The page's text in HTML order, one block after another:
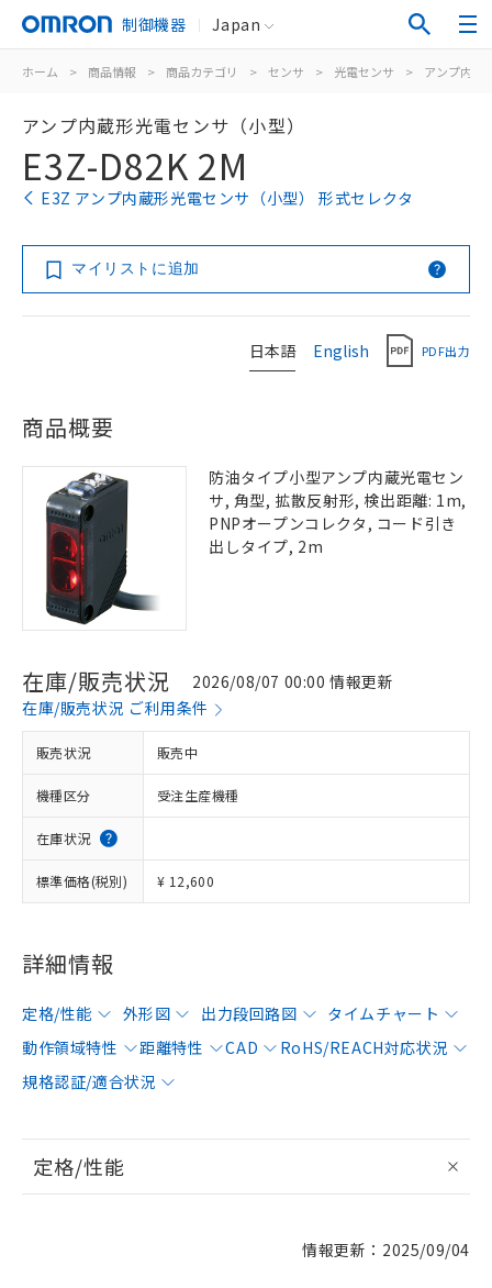
制御機器 Japan
ホーム > 商品情報 > 商品カテゴリ > センサ > 光電センサ > アンプ内蔵
アンプ内蔵形光電センサ（小型）
E3Z-D82K 2M
E3Z アンプ内蔵形光電センサ（小型） 形式セレクタ
マイリストに追加
日本語 English PDF出力
商品概要
防油タイプ小型アンプ内蔵光電セン
サ, 角型, 拡散反射形, 検出距離: 1m,
PNPオープンコレクタ, コード引き
出しタイプ, 2m
在庫/販売状況
2026/08/07 00:00 情報更新
在庫/販売状況 ご利用条件
販売状況 販売中
機種区分 受注生産機種
在庫状況
標準価格(税別) ¥ 12,600
詳細情報
定格/性能 外形図 出力段回路図
タイムチャート
動作領域特性
距離特性 CAD
RoHS/REACH対応状況
規格認証/適合状況
定格/性能
情報更新：2025/09/04